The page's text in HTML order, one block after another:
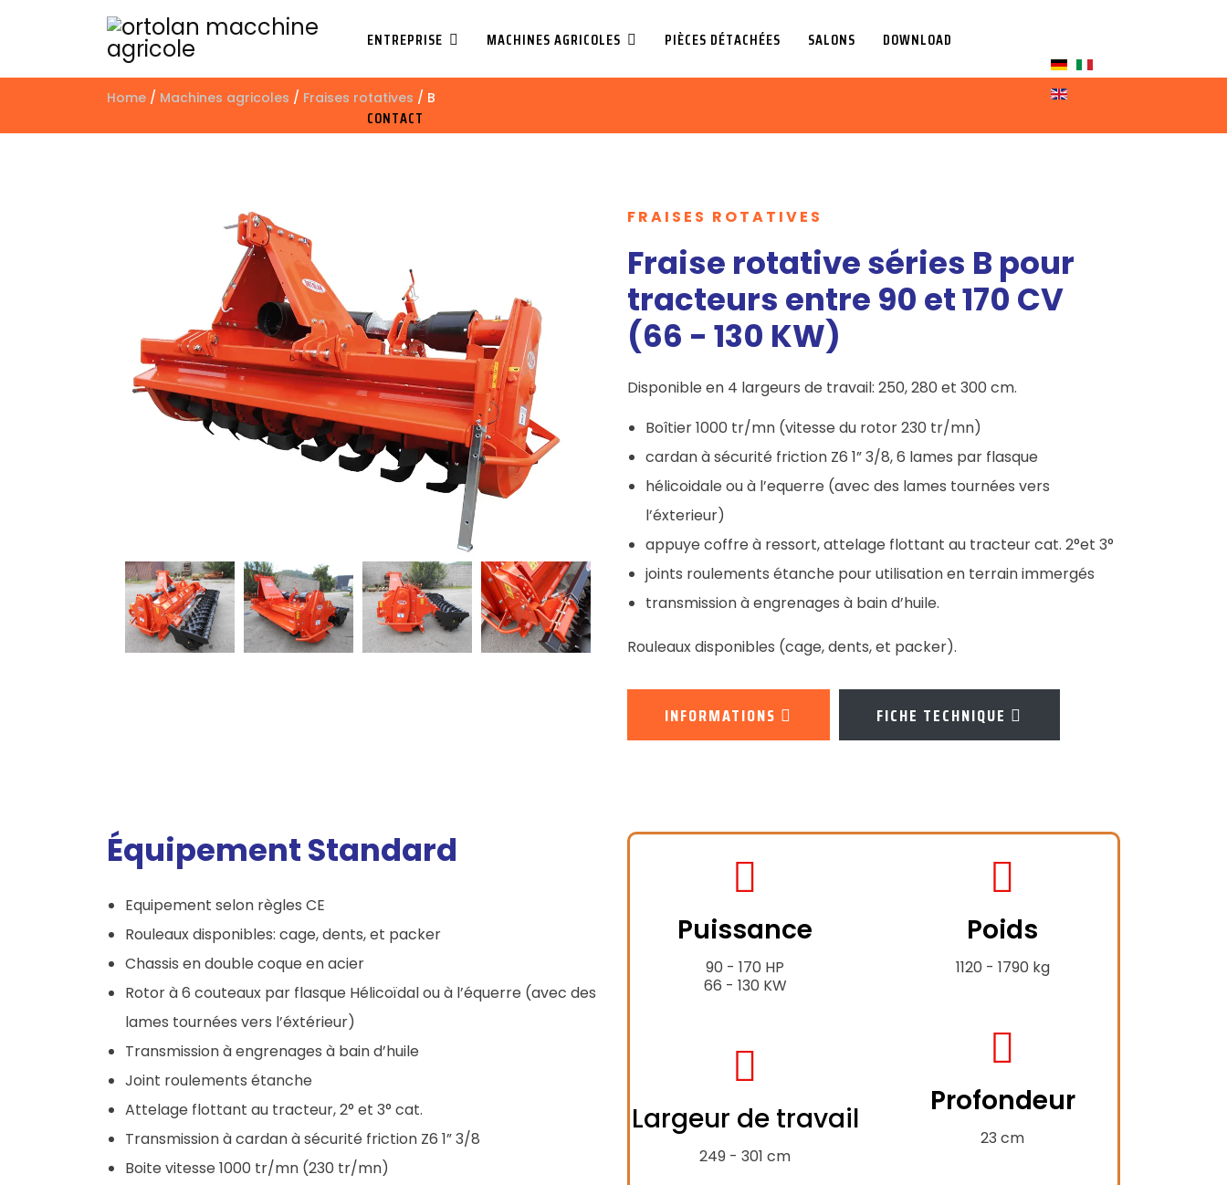
ENTREPRISE MACHINES AGRICOLES PIÈCES DÉTACHÉES SALONS DOWNLOAD
CONTACT
Sélectionnez votre
Home / Machines agricoles / Fraises rotatives / B
FRAISES ROTATIVES
Fraise rotative séries B pour
tracteurs entre 90 et 170 CV
(66 - 130 KW)
Disponible en 4 largeurs de travail: 250, 280 et 300 cm.
Boîtier 1000 tr/mn (vitesse du rotor 230 tr/mn)
cardan à sécurité friction Z6 1” 3/8, 6 lames par flasque
hélicoidale ou à l’equerre (avec des lames tournées vers
l’éxterieur)
appuye coffre à ressort, attelage flottant au tracteur cat. 2°et 3°
joints roulements étanche pour utilisation en terrain immergés
transmission à engrenages à bain d’huile.
Rouleaux disponibles (cage, dents, et packer).
INFORMATIONS FICHE TECHNIQUE
Équipement Standard
Equipement selon règles CE
Rouleaux disponibles: cage, dents, et packer
Chassis en double coque en acier
Rotor à 6 couteaux par flasque Hélicoïdal ou à l’équerre (avec des
lames tournées vers l’éxtérieur)
Transmission à engrenages à bain d’huile
Joint roulements étanche
Attelage flottant au tracteur, 2° et 3° cat.
Transmission à cardan à sécurité friction Z6 1” 3/8
Boite vitesse 1000 tr/mn (230 tr/mn)
tractor
Puissance
90 - 170 HP
66 - 130 KW
expand-
alt
Largeur de travail
249 - 301 cm
weight-
hanging
Poids
1120 - 1790 kg
compress-
alt
Profondeur
23 cm